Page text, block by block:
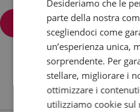
Filtra e ordina
Desideriamo che le
parte della nostra
scegliendoci come
un’esperienza unica,
sorprendente. Per
stellare, migliorare i
ottimizzare i
utilizziamo cookie sul